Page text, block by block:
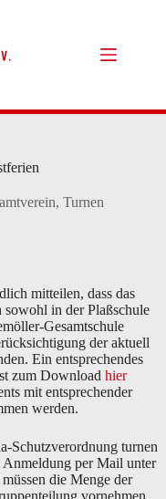
, Turnen
mitteilen, dass das
in der Plaßschule
Gesamtschule
der aktuell
Ein entsprechendes
zum Download hier
mit entsprechender
werden.
Schutzverordnung turnen
per Mail unter
die Menge der
vornehmen.